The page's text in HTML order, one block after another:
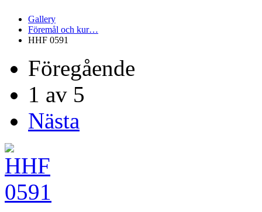
Gallery
Föremål och kur…
HHF 0591
Föregående
1 av 5
Nästa